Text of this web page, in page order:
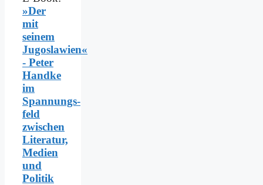
»Der
mit
seinem
Jugoslawien«
- Peter
Handke
im
Spannungs­
feld
zwischen
Literatur,
Medien
und
Politik